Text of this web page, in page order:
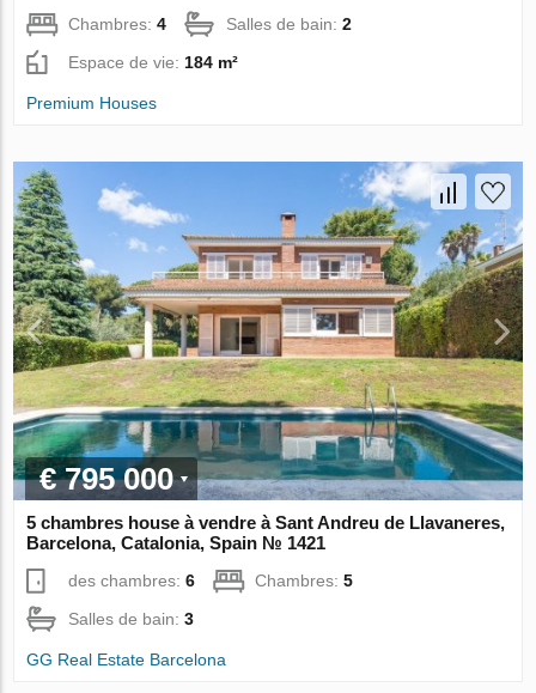
Chambres:4 Salles de bain:2
Espace de vie: 184 m²
Premium Houses
€ 795 000
5 chambres house à vendre à Sant Andreu de Llavaneres,
Barcelona, Catalonia, Spain № 1421
des chambres:6 Chambres:5
Salles de bain:3
GG Real Estate Barcelona